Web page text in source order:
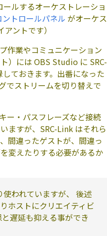
ルするオーケストレーショ
ントロールパネル がオーケス
ントです）
作業やコミュニケーション
）には OBS Studio に SRC-
ておきます。出番になった
でストリームを切り替えで
ー・パスフレーズなど接続
ますが、SRC-Link はそれら
間違ったゲストが、間違っ
変えたりする必要があるか
われていますが、 後述
ホストにクリエイティビ
遅延も抑える事ができ